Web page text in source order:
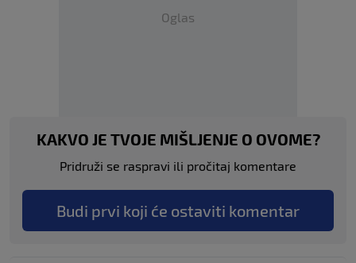
Oglas
KAKVO JE TVOJE MIŠLJENJE O OVOME?
Pridruži se raspravi ili pročitaj komentare
Budi prvi koji će ostaviti komentar